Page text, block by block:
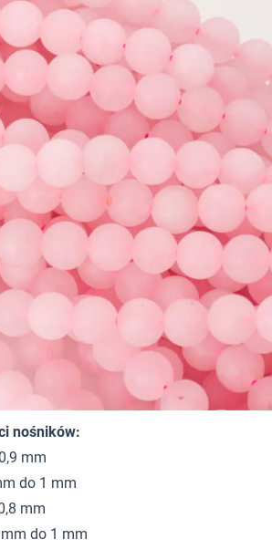
8.5mm
cenionych dodatków w biżuterii
tym, że transparentność lub lekka
i kolczyków handmade.
górskiego, półprzezroczyste,
wykończenie, transparentność lub
nośników:
mm
do 1 mm
mm
do 1 mm